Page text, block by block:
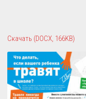
Скачать (DOCX, 166KB)